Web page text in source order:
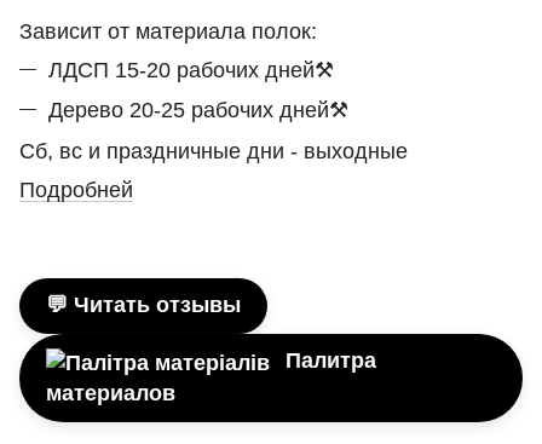
Зависит от материала полок:
ЛДСП 15-20 рабочих дней⚒
Дерево 20-25 рабочих дней⚒
Сб, вс и праздничные дни - выходные
Подробней
💬 Читать отзывы
Палитра
материалов